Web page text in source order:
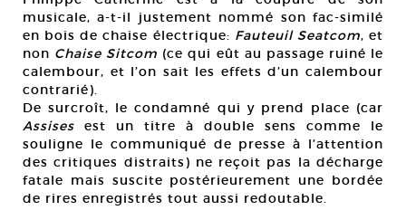
musicale, a-t-il justement nommé son fac-similé
en bois de chaise électrique: Fauteuil Seatcom, et
non Chaise Sitcom (ce qui eût au passage ruiné le
calembour, et l’on sait les effets d’un calembour
contrarié).
De surcroît, le condamné qui y prend place (car
Assises est un titre à double sens comme le
souligne le communiqué de presse à l’attention
des critiques distraits) ne reçoit pas la décharge
fatale mais suscite postérieurement une bordée
de rires enregistrés tout aussi redoutable.